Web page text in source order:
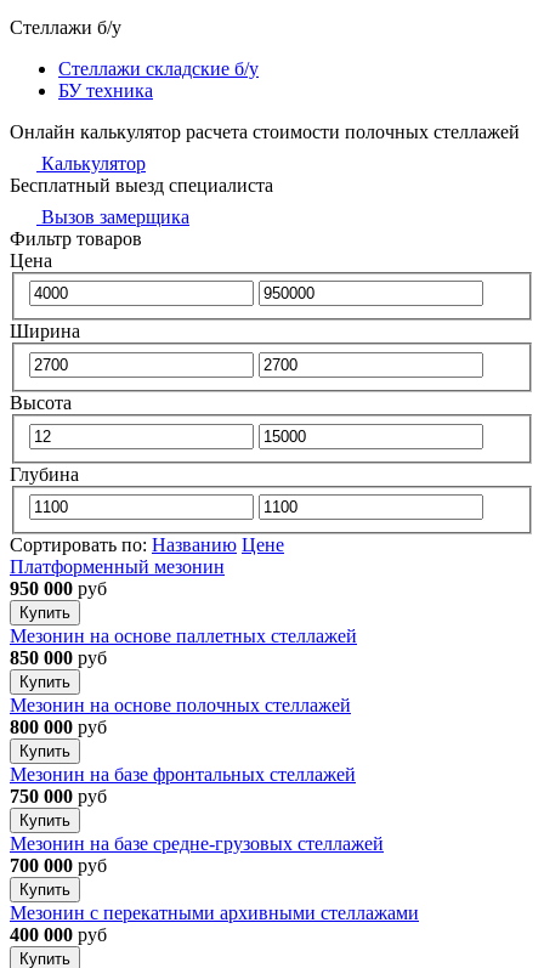
Стеллажи б/у
Стеллажи складские б/у
БУ техника
Онлайн калькулятор расчета стоимости полочных стеллажей
Калькулятор
Бесплатный выезд специалиста
Вызов замерщика
Фильтр товаров
Цена
Ширина
Высота
Глубина
Сортировать по: Названию Цене
Платформенный мезонин
950 000 руб
Купить
Мезонин на основе паллетных стеллажей
850 000 руб
Купить
Мезонин на основе полочных стеллажей
800 000 руб
Купить
Мезонин на базе фронтальных стеллажей
750 000 руб
Купить
Мезонин на базе средне-грузовых стеллажей
700 000 руб
Купить
Мезонин с перекатными архивными стеллажами
400 000 руб
Купить